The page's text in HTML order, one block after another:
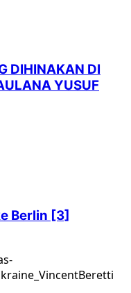
DIHINAKAN DI
YUSUF
Berlin [3]